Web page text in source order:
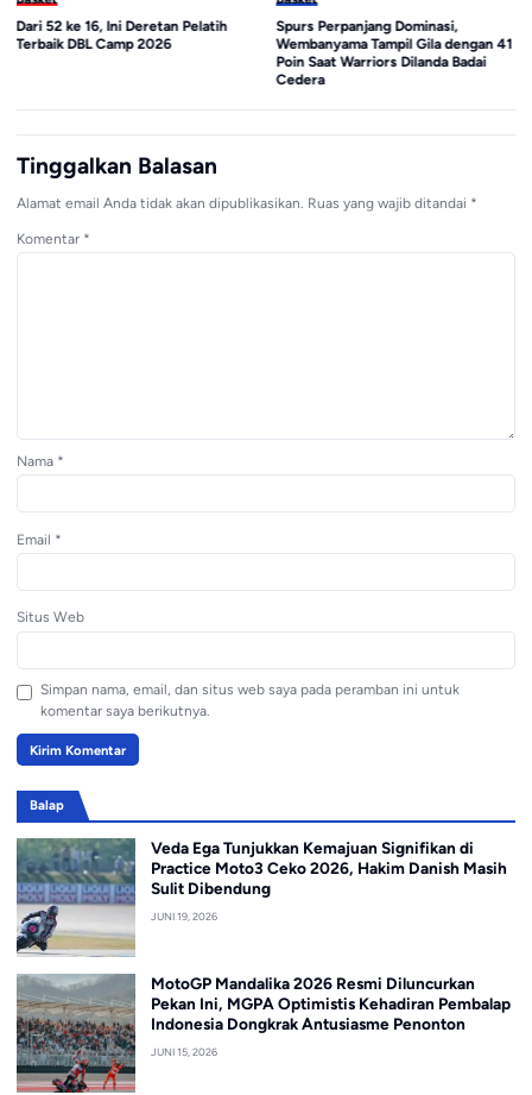
Dari 52 ke 16, Ini Deretan Pelatih
Terbaik DBL Camp 2026
Spurs Perpanjang Dominasi,
Wembanyama Tampil Gila dengan 41
Poin Saat Warriors Dilanda Badai
Cedera
Tinggalkan Balasan
Alamat email Anda tidak akan dipublikasikan. Ruas yang wajib ditandai *
Komentar *
Nama *
Email *
Situs Web
Simpan nama, email, dan situs web saya pada peramban ini untuk
komentar saya berikutnya.
Balap
Veda Ega Tunjukkan Kemajuan Signifikan di
Practice Moto3 Ceko 2026, Hakim Danish Masih
Sulit Dibendung
JUNI 19, 2026
MotoGP Mandalika 2026 Resmi Diluncurkan
Pekan Ini, MGPA Optimistis Kehadiran Pembalap
Indonesia Dongkrak Antusiasme Penonton
JUNI 15, 2026